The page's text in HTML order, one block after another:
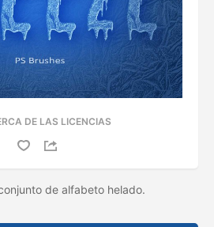
DE LAS LICENCIAS
de alfabeto helado.